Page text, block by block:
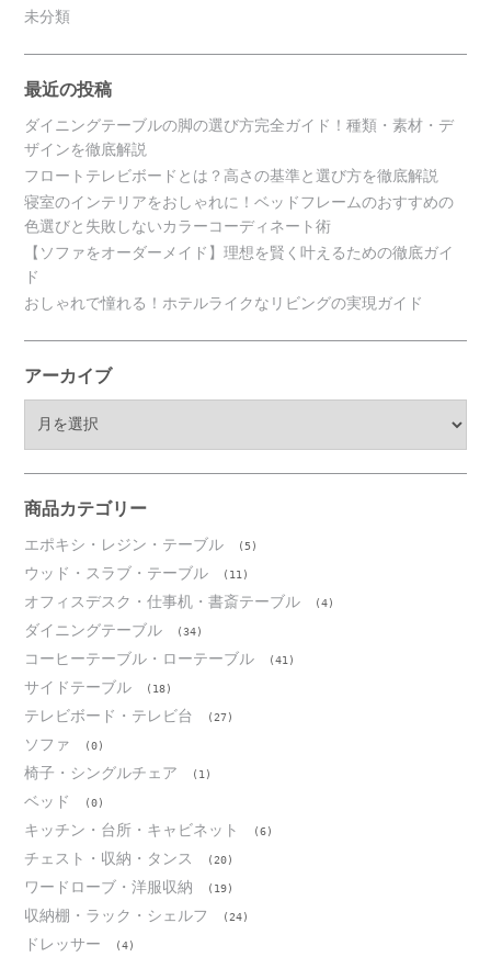
未分類
最近の投稿
ダイニングテーブルの脚の選び方完全ガイド！種類・素材・デ
ザインを徹底解説
フロートテレビボードとは？高さの基準と選び方を徹底解説
寝室のインテリアをおしゃれに！ベッドフレームのおすすめの
色選びと失敗しないカラーコーディネート術
【ソファをオーダーメイド】理想を賢く叶えるための徹底ガイ
ド
おしゃれで憧れる！ホテルライクなリビングの実現ガイド
アーカイブ
ブ
商品カテゴリー
エポキシ・レジン・テーブル (5)
ウッド・スラブ・テーブル (11)
オフィスデスク・仕事机・書斎テーブル (4)
ダイニングテーブル (34)
コーヒーテーブル・ローテーブル (41)
サイドテーブル (18)
テレビボード・テレビ台 (27)
ソファ (0)
椅子・シングルチェア (1)
ベッド (0)
キッチン・台所・キャビネット (6)
チェスト・収納・タンス (20)
ワードローブ・洋服収納 (19)
収納棚・ラック・シェルフ (24)
ドレッサー (4)